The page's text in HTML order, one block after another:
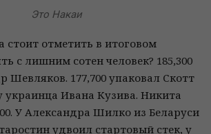
Это Накаи
стоит отметить в итоговом
с лишним сотен человек? 185,300
Шевляков. 177,700 упаковал Скотт
украинца Ивана Кузива. Никита
У Александра Шилко из Беларуси
удвоил стартовый стек, у